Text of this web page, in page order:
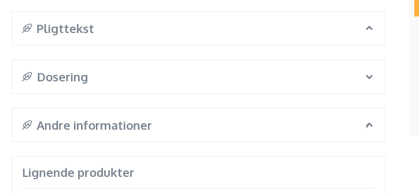
Pligttekst
Dosering
Andre informationer
Lignende produkter